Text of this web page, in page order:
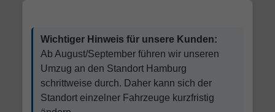
Wichtiger Hinweis für unsere Kunden:
Ab August/September führen wir unseren
Umzug an den Standort Hamburg
schrittweise durch. Daher kann sich der
Standort einzelner Fahrzeuge kurzfristig